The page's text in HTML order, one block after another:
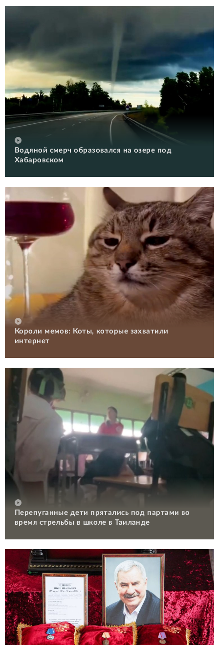
Водяной смерч образовался на озере под
Хабаровском
Короли мемов: Коты, которые захватили
интернет
Перепуганные дети прятались под партами во
время стрельбы в школе в Таиланде